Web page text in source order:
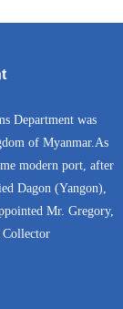
Department was
of Myanmar.As
modern port, after
Dagon (Yangon),
Mr. Gregory,
Collector